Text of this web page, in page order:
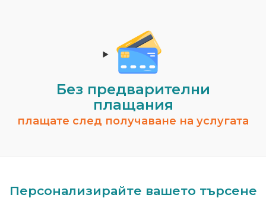
Без предварителни
плащания
плащате след получаване на услугата
Персонализирайте вашето търсене